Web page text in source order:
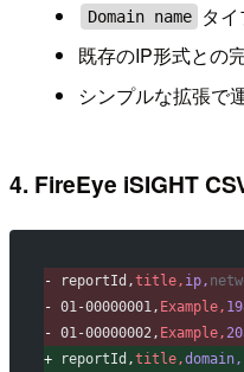
Domain name
タ
既存のIP形式との
シンプルな拡張で
4. FireEye iSIGHT
- reportId,title, ip,
- 01-00000001, Example,
- 01-00000002, Example,
+ reportId,title,domain,